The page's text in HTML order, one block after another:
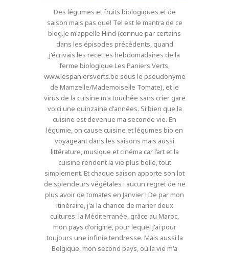
Des légumes et fruits biologiques et de
saison mais pas que! Tel est le mantra de ce
blog.Je m'appelle Hind (connue par certains
dans les épisodes précédents, quand
j'écrivais les recettes hebdomadaires de la
ferme biologique Les Paniers Verts,
www.lespaniersverts.be sous le pseudonyme
de Mamzelle/Mademoiselle Tomate), et le
virus de la cuisine m'a touchée sans crier gare
voici une quinzaine d'années. Si bien que la
cuisine est devenue ma seconde vie. En
légumie, on cause cuisine et légumes bio en
voyageant dans les saisons mais aussi
littérature, musique et cinéma car l’art et la
cuisine rendent la vie plus belle, tout
simplement. Et chaque saison apporte son lot
de splendeurs végétales : aucun regret de ne
plus avoir de tomates en Janvier ! De par mon
itinéraire, j'ai la chance de marier deux
cultures: la Méditerranée, grâce au Maroc,
mon pays d'origine, pour lequel j'ai pour
toujours une infinie tendresse. Mais aussi la
Belgique, mon second pays, où la vie m'a